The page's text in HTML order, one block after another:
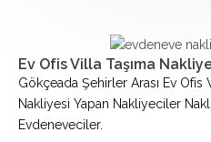
Ev Ofis Villa Taşıma
Gökçeada Şehirler Arası Ev Ofis
Nakliyesi Yapan Nakliyeciler
Evdeneveciler.